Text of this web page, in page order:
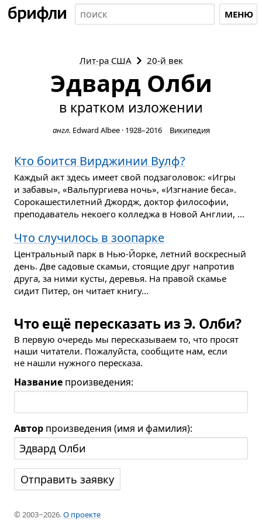
МЕНЮ
Лит-раСША 20-й век
Эдвард Олби
в кратком изложении
англ. Edward Albee· 1928–2016 Википедия
Кто боится Вирджинии Вулф?
Каждый акт здесь имеет свой подзаголовок: «Игры
и забавы», «Вальпургиева ночь», «Изгнание беса».
Сорокашестилетний Джордж, доктор философии,
преподаватель некоего колледжа в Новой Англии, ...
Что случилось в зоопарке
Центральный парк в Нью-Йорке, летний воскресный
день. Две садовые скамьи, стоящие друг напротив
друга, за ними кусты, деревья. На правой скамье
сидит Питер, он читает книгу...
Что ещё пересказать из Э. Олби?
В первую очередь мы пересказываем то, что просят
наши читатели. Пожалуйста, сообщите нам, если
не нашли нужного пересказа.
Название произведения:
Автор произведения (имя и фамилия):
© 2003−2026.О проекте